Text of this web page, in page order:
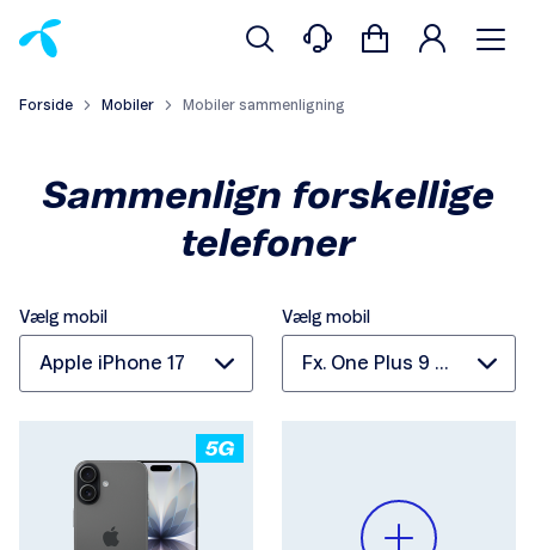
Forside Mobiler Mobiler sammenligning
Sammenlign forskellige
telefoner
Vælg mobil Vælg mobil